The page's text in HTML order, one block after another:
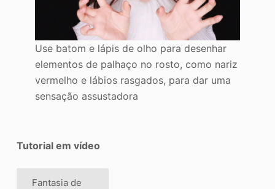
Use batom e lápis de olho para desenhar
elementos de palhaço no rosto, como nariz
vermelho e lábios rasgados, para dar uma
sensação assustadora
Tutorial em vídeo
Fantasia de